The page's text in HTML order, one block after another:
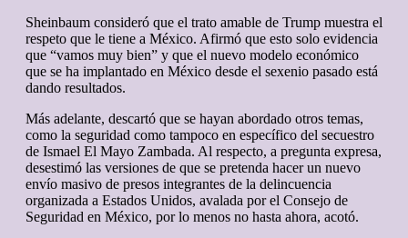
Sheinbaum consideró que el trato amable de Trump muestra el
respeto que le tiene a México. Afirmó que esto solo evidencia
que “vamos muy bien” y que el nuevo modelo económico
que se ha implantado en México desde el sexenio pasado está
dando resultados.
Más adelante, descartó que se hayan abordado otros temas,
como la seguridad como tampoco en específico del secuestro
de Ismael El Mayo Zambada. Al respecto, a pregunta expresa,
desestimó las versiones de que se pretenda hacer un nuevo
envío masivo de presos integrantes de la delincuencia
organizada a Estados Unidos, avalada por el Consejo de
Seguridad en México, por lo menos no hasta ahora, acotó.